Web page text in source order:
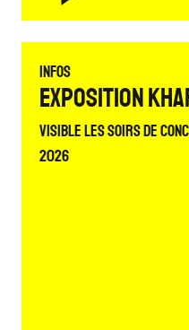
Infos
Exposition
Visible les soirs de
2026